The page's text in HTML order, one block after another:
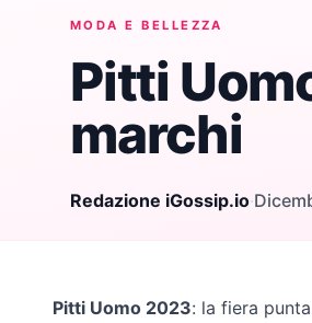
MODA E BELLEZZA
Pitti
marchi
Redazione iGossip.io·
Pitti Uomo 2023: la fiera